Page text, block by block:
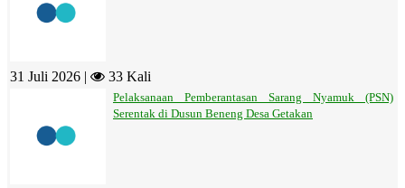
31 Juli 2026 | 33 Kali
Pelaksanaan Pemberantasan Sarang Nyamuk (PSN)
Serentak di Dusun Beneng Desa Getakan